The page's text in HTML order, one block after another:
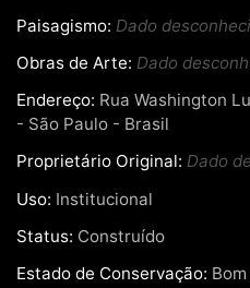
Paisagismo: Dado
Obras de Arte: Dado
Endereço: Rua Washington
- São Paulo - Brasil
Proprietário Original: Dado
Uso: Institucional
Status: Construído
Estado de Conservação: Bom